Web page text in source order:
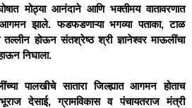
मोठ्या आनंदाने आणि भक्तीमय वातावरणात
आगमन झाले. फडफडणाऱ्या भगव्या पताका, टाळ
होऊन संतश्रेष्ठ श्री ज्ञानेश्वर माऊलींचा
निघाला.
पालखीचे सातारा जिल्ह्यात आगमन होताच
देसाई, ग्रामविकास व पंचायतराज मंत्री